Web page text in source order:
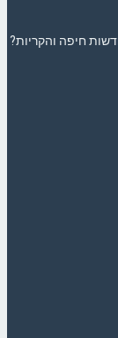
חיפה והקריות?